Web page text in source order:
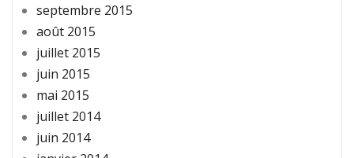
septembre 2015
août 2015
juillet 2015
juin 2015
mai 2015
juillet 2014
juin 2014